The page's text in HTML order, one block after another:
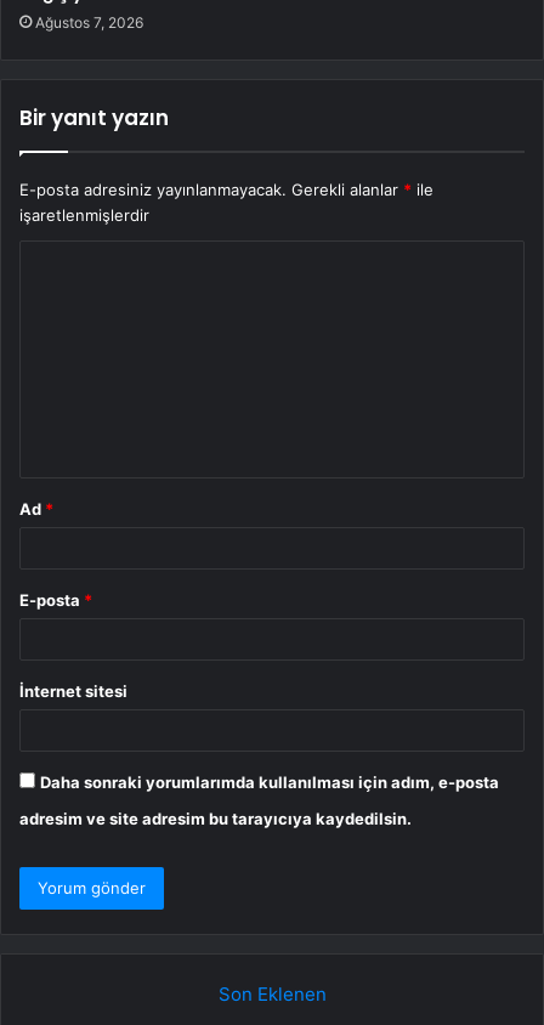
Ağustos 7, 2026
Bir yanıt yazın
E-posta adresiniz yayınlanmayacak. Gerekli alanlar * ile
işaretlenmişlerdir
Ad *
E-posta *
İnternet sitesi
Daha sonraki yorumlarımda kullanılması için adım, e-posta
adresim ve site adresim bu tarayıcıya kaydedilsin.
Son Eklenen